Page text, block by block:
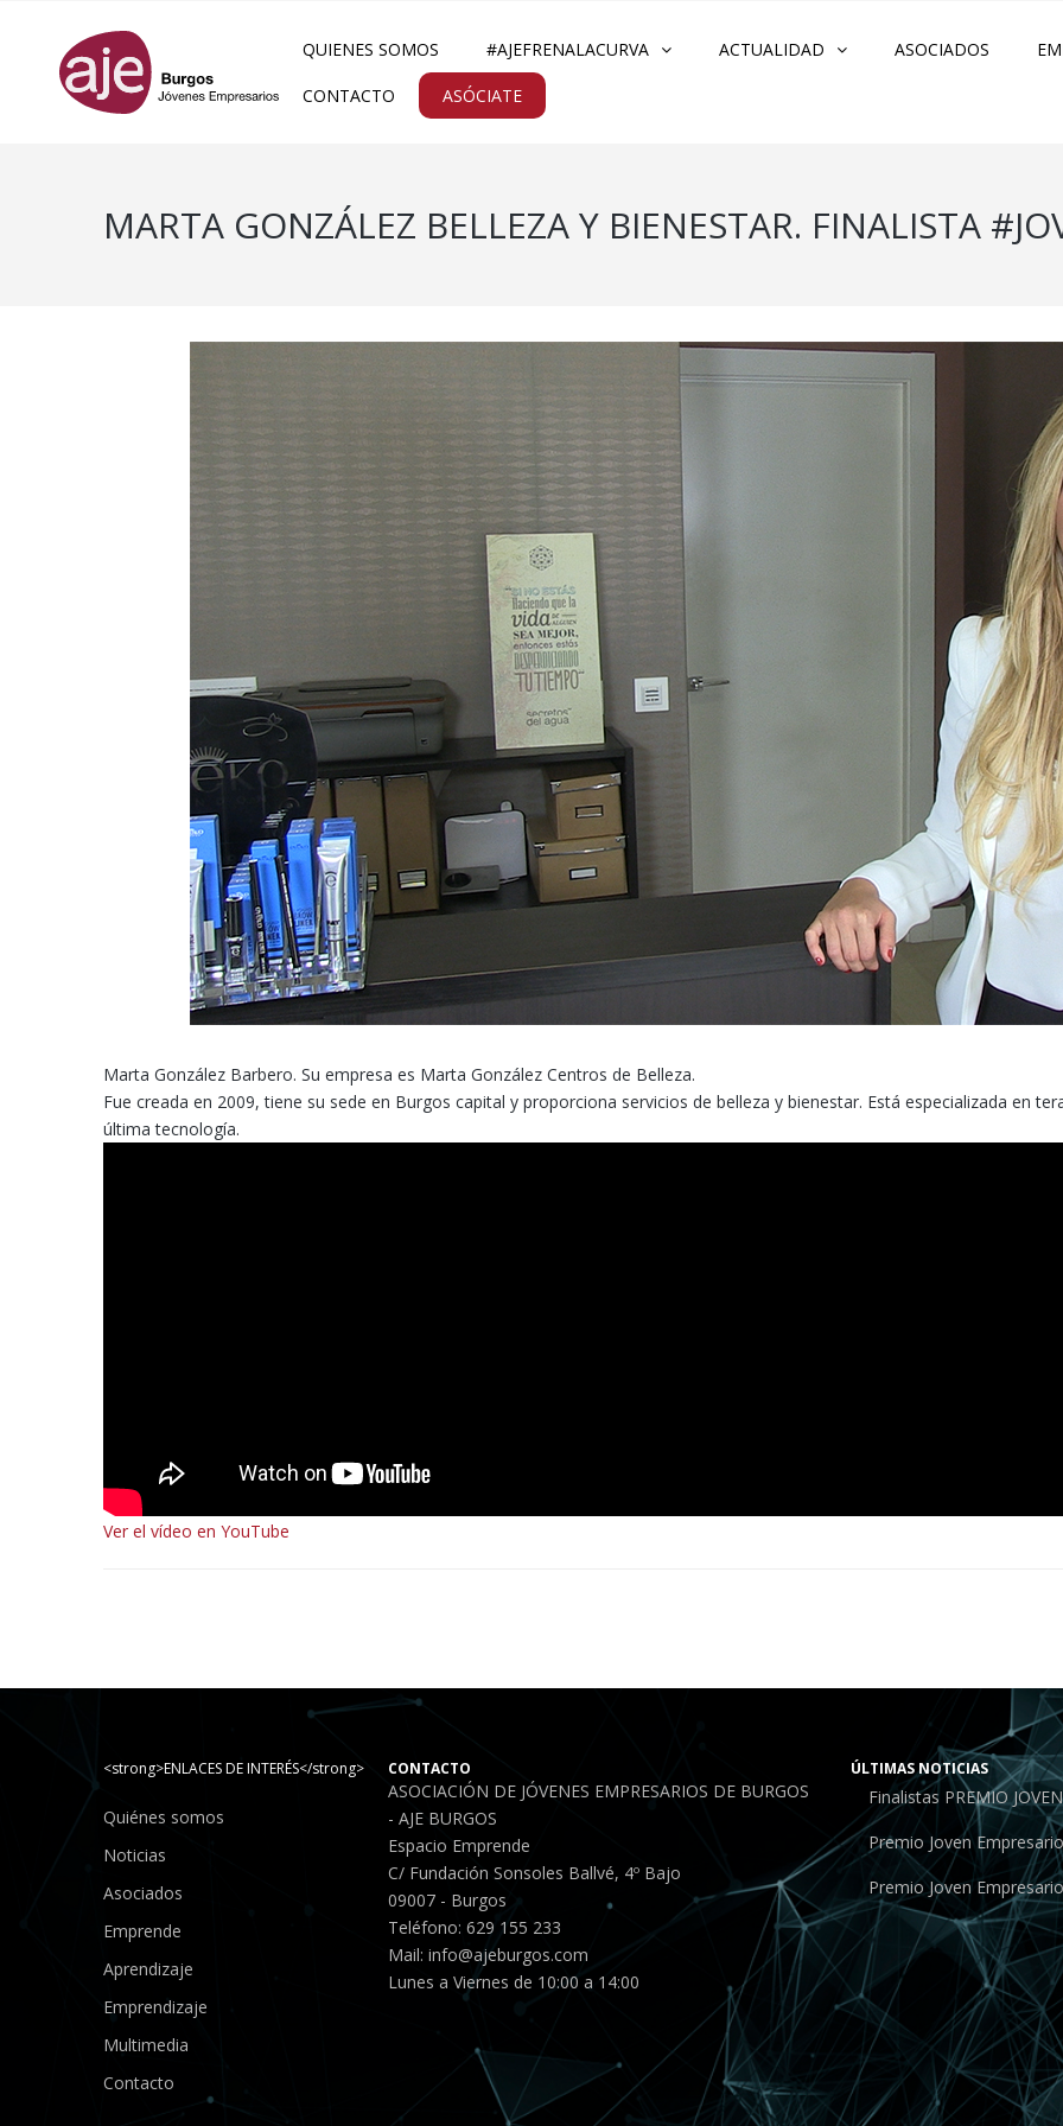
QUIENES SOMOS #AJEFRENALACURVA ACTUALIDAD ASOCIADOS
CONTACTO ASÓCIATE
MARTA GONZÁLEZ BELLEZA Y BIENESTAR. FINALISTA
Marta González Barbero. Su empresa es Marta González Centros de Belleza.
Fue creada en 2009, tiene su sede en Burgos capital y proporciona servicios de belleza y bienestar. Está especializada en
última tecnología.
Ver el vídeo en YouTube
<strong>ENLACES DE INTERÉS</strong>
Quiénes somos
Noticias
Asociados
Emprende
Aprendizaje
Emprendizaje
Multimedia
Contacto
CONTACTO
ASOCIACIÓN DE JÓVENES EMPRESARIOS DE BURGOS
- AJE BURGOS
Espacio Emprende
C/ Fundación Sonsoles Ballvé, 4º Bajo
09007 - Burgos
Teléfono: 629 155 233
Mail: info@ajeburgos.com
Lunes a Viernes de 10:00 a 14:00
ÚLTIMAS NOTICIAS
Finalistas PREMIO
Premio Joven
Premio Joven